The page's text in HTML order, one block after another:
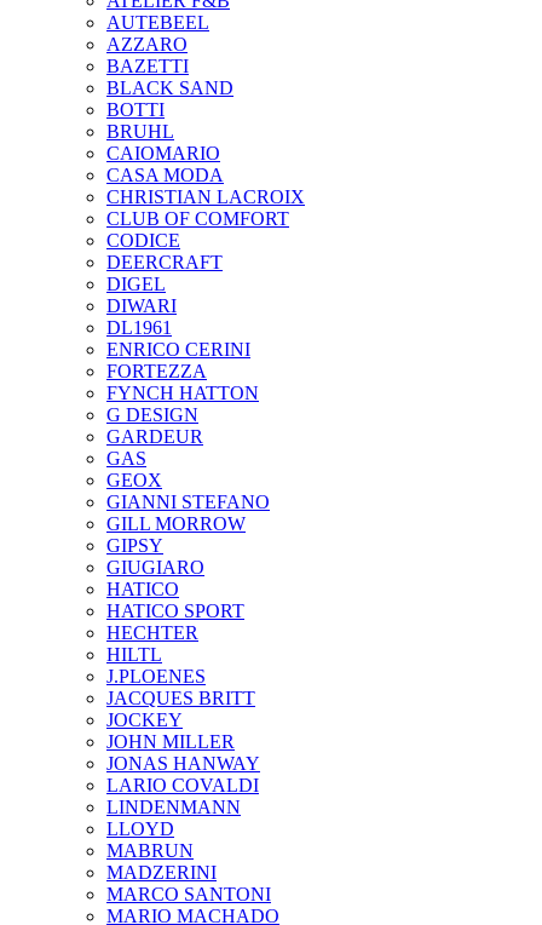
AUTEBEEL
AZZARO
BAZETTI
BLACK SAND
BOTTI
BRUHL
CAIOMARIO
CASA MODA
CHRISTIAN LACROIX
CLUB OF COMFORT
CODICE
DEERCRAFT
DIGEL
DIWARI
DL1961
ENRICO CERINI
FORTEZZA
FYNCH HATTON
G DESIGN
GARDEUR
GAS
GEOX
GIANNI STEFANO
GILL MORROW
GIPSY
GIUGIARO
HATICO
HATICO SPORT
HECHTER
HILTL
J.PLOENES
JAСQUES BRITT
JOCKEY
JOHN MILLER
JONAS HANWAY
LARIO COVALDI
LINDENMANN
LLOYD
MABRUN
MADZERINI
MARCO SANTONI
MARIO MACHADO